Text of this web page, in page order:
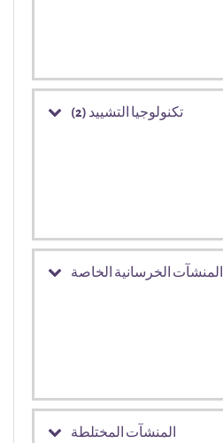
تكنولوجيا التشييد (2)
المنشآت الخرسانية الخاصة
المنشآت المختلطة